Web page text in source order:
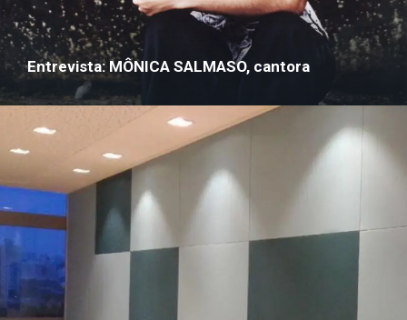
Entrevista: MÔNICA SALMASO, cantora